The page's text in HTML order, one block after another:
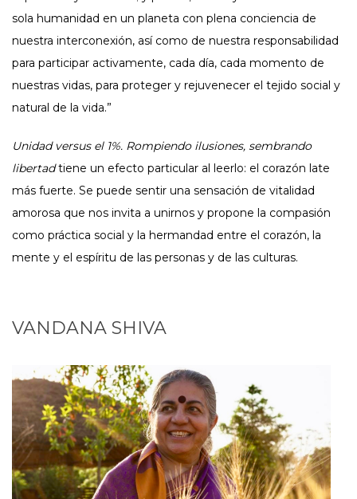
sola humanidad en un planeta con plena conciencia de
nuestra interconexión, así como de nuestra responsabilidad
para participar activamente, cada día, cada momento de
nuestras vidas, para proteger y rejuvenecer el tejido social y
natural de la vida.”
Unidad versus el 1%. Rompiendo ilusiones, sembrando
libertadtiene un efecto particular al leerlo: el corazón late
más fuerte. Se puede sentir una sensación de vitalidad
amorosa que nos invita a unirnos y propone la compasión
como práctica social y la hermandad entre el corazón, la
mente y el espíritu de las personas y de las culturas.
VANDANA SHIVA